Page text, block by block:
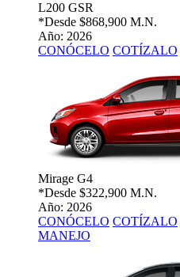
L200 GSR
*Desde $868,900 M.N.
Año: 2026
CONÓCELO COTÍZALO
Mirage G4
*Desde $322,900 M.N.
Año: 2026
CONÓCELO COTÍZALO
MANEJO